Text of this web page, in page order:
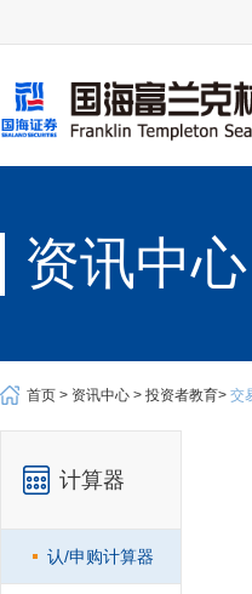
资讯中心
首页 > 资讯中心 > 投资者教育> 交
计算器
认/申购计算器